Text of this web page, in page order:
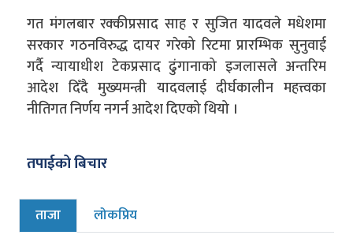
गत मंगलबार रक्कीप्रसाद साह र सुजित यादवले मधेशमा
सरकार गठनविरुद्ध दायर गरेको रिटमा प्रारम्भिक सुनुवाई
गर्दै न्यायाधीश टेकप्रसाद ढुंगानाको इजलासले अन्तरिम
आदेश दिँदै मुख्यमन्त्री यादवलाई दीर्घकालीन महत्त्वका
नीतिगत निर्णय नगर्न आदेश दिएको थियो ।
तपाईको बिचार
ताजा लोकप्रिय